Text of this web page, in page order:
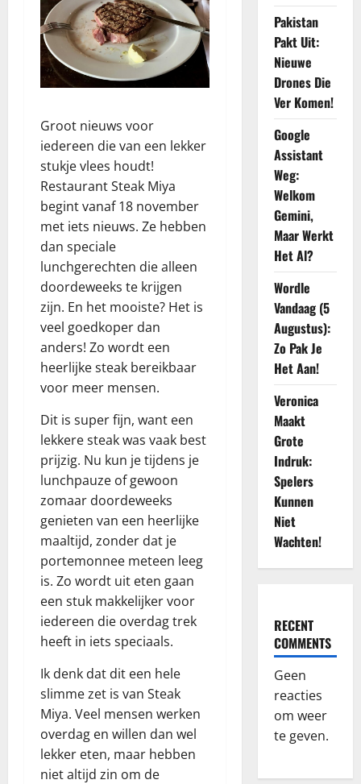
Groot nieuws voor
iedereen die van een lekker
stukje vlees houdt!
Restaurant Steak Miya
begint vanaf 18 november
met iets nieuws. Ze hebben
dan speciale
lunchgerechten die alleen
doordeweeks te krijgen
zijn. En het mooiste? Het is
veel goedkoper dan
anders! Zo wordt een
heerlijke steak bereikbaar
voor meer mensen.
Dit is super fijn, want een
lekkere steak was vaak best
prijzig. Nu kun je tijdens je
lunchpauze of gewoon
zomaar doordeweeks
genieten van een heerlijke
maaltijd, zonder dat je
portemonnee meteen leeg
is. Zo wordt uit eten gaan
een stuk makkelijker voor
iedereen die overdag trek
heeft in iets speciaals.
Ik denk dat dit een hele
slimme zet is van Steak
Miya. Veel mensen werken
overdag en willen dan wel
lekker eten, maar hebben
niet altijd zin om de
Pakistan
Pakt Uit:
Nieuwe
Drones Die
Ver Komen!
Google
Assistant
Weg:
Welkom
Gemini,
Maar Werkt
Het Al?
Wordle
Vandaag (5
Augustus):
Zo Pak Je
Het Aan!
Veronica
Maakt
Grote
Indruk:
Spelers
Kunnen
Niet
Wachten!
RECENT
COMMENTS
Geen
reacties
om weer
te geven.